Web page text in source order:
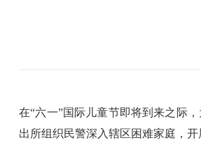
在“六一”国际儿童节即将到来之际
出所组织民警深入辖区困难家庭，